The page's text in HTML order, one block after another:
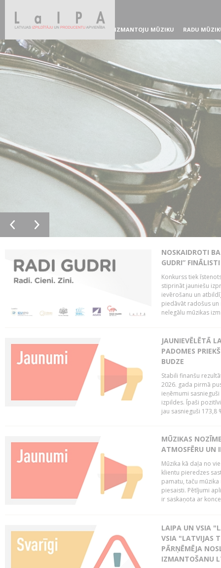
IZMANTOJU MŪZIKU RADU
NOSKAIDROTI
GUDRI” FINĀLISTI
Konkurss tiek
stiprināt jauniešu
ievērošanu un
piedāvāt radošus
nelegālu mūzikas
JAUNIEVĒLĒTĀ
PADOMES
BUDZE
Stabili finanšu
2026. gada pirmā
ieņēmumi
izpildes. Īpaši
jau sasnieguši 173,8
MŪZIKAS
ATMOSFĒRU UN
Mūzika kā daļa no
klientu pieredzes
pamatu, taču
piesaisti. Pētījumi
ir saskaņota ar
LAIPA UN VSIA
VSIA "LATVIJAS
PĀRŅĒMĒJA
IZMANTOŠANU